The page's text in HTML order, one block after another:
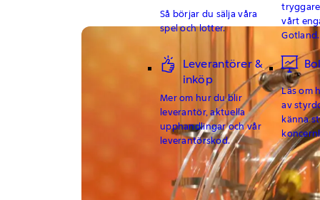
Så börjar du sälja våra
spel och lotter.
vårt
Gotland.
Leverantörer &
inköp
Mer om hur du blir
leverantör, aktuella
upphandlingar och vår
leverantörskod.
Läs om
av
känna